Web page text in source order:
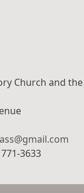
Church and
3633